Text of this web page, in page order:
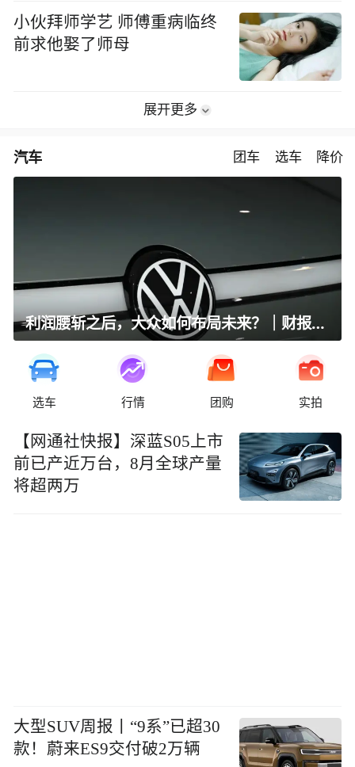
小伙拜师学艺 师傅重病临终
前求他娶了师母
展开更多
汽车 团车 选车 降价
利润腰斩之后，大众如何布局未来？｜财报全视角
选车 行情 团购 实拍
【网通社快报】深蓝S05上市
前已产近万台，8月全球产量
将超两万
大型SUV周报丨“9系”已超30
款！蔚来ES9交付破2万辆